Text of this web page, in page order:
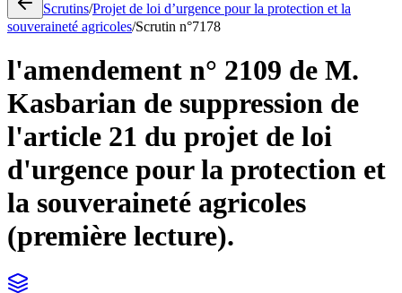
Scrutins/Projet de loi d’urgence pour la protection et la
souveraineté agricoles/Scrutin n°7178
l'amendement n° 2109 de M.
Kasbarian de suppression de
l'article 21 du projet de loi
d'urgence pour la protection et
la souveraineté agricoles
(première lecture).